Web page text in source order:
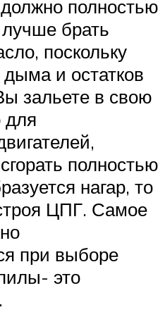
полностью
лучше брать
поскольку
и остатков
зальете в свою
для
полностью
нагар, то
ЦПГ. Самое
при выборе
это